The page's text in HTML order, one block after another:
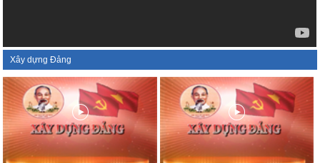
Xây dựng Đảng